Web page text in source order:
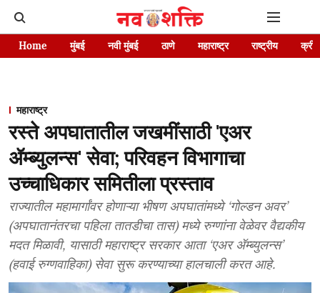
Home मुंबई नवी मुंबई ठाणे महाराष्ट्र राष्ट्रीय
महाराष्ट्र
रस्ते अपघातातील जखमींसाठी 'एअर
ॲम्ब्युलन्स' सेवा; परिवहन विभागाचा
उच्चाधिकार समितीला प्रस्ताव
राज्यातील महामार्गांवर होणाऱ्या भीषण अपघातांमध्ये ‘गोल्डन अवर’
(अपघातानंतरचा पहिला तातडीचा तास) मध्ये रुग्णांना वेळेवर वैद्यकीय
मदत मिळावी, यासाठी महाराष्ट्र सरकार आता ‘एअर ॲम्ब्युलन्स’
(हवाई रुग्णवाहिका) सेवा सुरू करण्याच्या हालचाली करत आहे.